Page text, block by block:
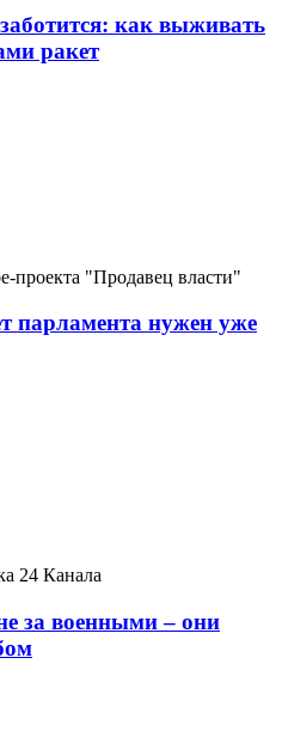
как выживать
ракет
проекта "Продавец власти"
парламента нужен уже
24 Канала
за военными – они